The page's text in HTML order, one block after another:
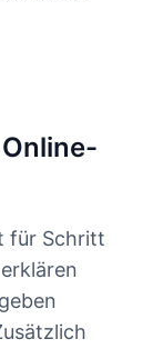
für Schritt